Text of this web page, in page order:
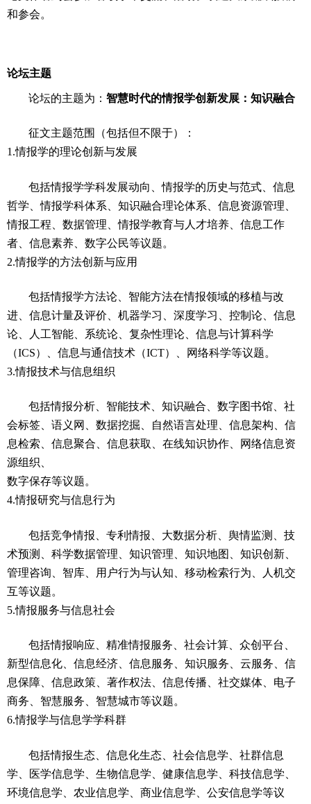
和参会。
论坛主题
论坛的主题为：智慧时代的情报学创新发展：知识融合
征文主题范围（包括但不限于）：
1.情报学的理论创新与发展
包括情报学学科发展动向、情报学的历史与范式、信息
哲学、情报学科体系、知识融合理论体系、信息资源管理、
情报工程、数据管理、情报学教育与人才培养、信息工作
者、信息素养、数字公民等议题。
2.情报学的方法创新与应用
包括情报学方法论、智能方法在情报领域的移植与改
进、信息计量及评价、机器学习、深度学习、控制论、信息
论、人工智能、系统论、复杂性理论、信息与计算科学
（ICS）、信息与通信技术（ICT）、网络科学等议题。
3.情报技术与信息组织
包括情报分析、智能技术、知识融合、数字图书馆、社
会标签、语义网、数据挖掘、自然语言处理、信息架构、信
息检索、信息聚合、信息获取、在线知识协作、网络信息资
源组织、
数字保存等议题。
4.情报研究与信息行为
包括竞争情报、专利情报、大数据分析、舆情监测、技
术预测、科学数据管理、知识管理、知识地图、知识创新、
管理咨询、智库、用户行为与认知、移动检索行为、人机交
互等议题。
5.情报服务与信息社会
包括情报响应、精准情报服务、社会计算、众创平台、
新型信息化、信息经济、信息服务、知识服务、云服务、信
息保障、信息政策、著作权法、信息传播、社交媒体、电子
商务、智慧服务、智慧城市等议题。
6.情报学与信息学学科群
包括情报生态、信息化生态、社会信息学、社群信息
学、医学信息学、生物信息学、健康信息学、科技信息学、
环境信息学、农业信息学、商业信息学、公安信息学等议